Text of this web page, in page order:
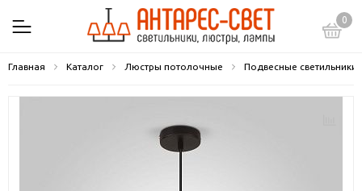
0
Главная Каталог Люстры потолочные Подвесные светильники